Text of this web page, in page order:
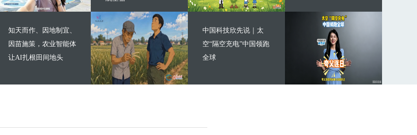
知天而作、因地制宜、
因苗施策，农业智能体
让AI扎根田间地头
中国科技欣先说｜太
空“隔空充电”中国领跑
全球